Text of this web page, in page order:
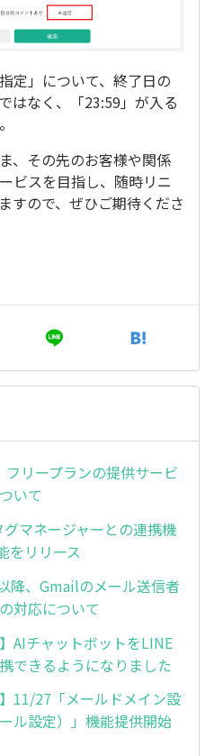
定」について、終了日の
はなく、「23:59」が入る
、その先のお客様や関係
ビスを目指し、随時リニ
すので、ぜひご期待くださ
フリープランの提供サービ
いて
グマネージャーとの連携機
をリリース
降、Gmailのメール送信者
対応について
AIチャットボットをLINE
できるようになりました
11/27「メールドメイン設
ル設定）」機能提供開始